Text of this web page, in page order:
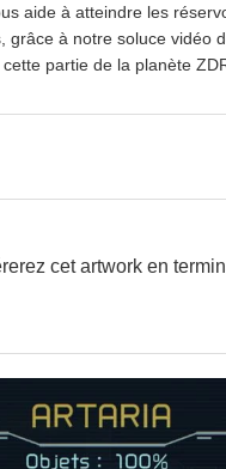
aide à atteindre les
grâce à notre soluce vidéo
partie de la planète
cet artwork en